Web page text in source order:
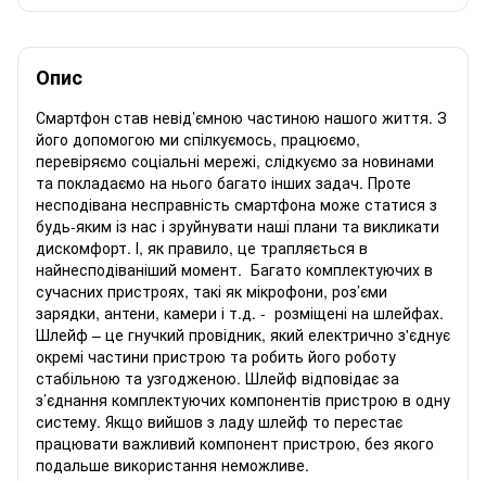
Опис
Смартфон став невід’ємною частиною нашого життя. З
його допомогою ми спілкуємось, працюємо,
перевіряємо соціальні мережі, слідкуємо за новинами
та покладаємо на нього багато інших задач. Проте
несподівана несправність смартфона може статися з
будь-яким із нас і зруйнувати наші плани та викликати
дискомфорт. І, як правило, це трапляється в
найнесподіваніший момент. Багато комплектуючих в
сучасних пристроях, такі як мікрофони, роз’єми
зарядки, антени, камери і т.д. - розміщені на шлейфах.
Шлейф – це гнучкий провідник, який електрично з'єднує
окремі частини пристрою та робить його роботу
стабільною та узгодженою. Шлейф відповідає за
з’єднання комплектуючих компонентів пристрою в одну
систему. Якщо вийшов з ладу шлейф то перестає
працювати важливий компонент пристрою, без якого
подальше використання неможливе.